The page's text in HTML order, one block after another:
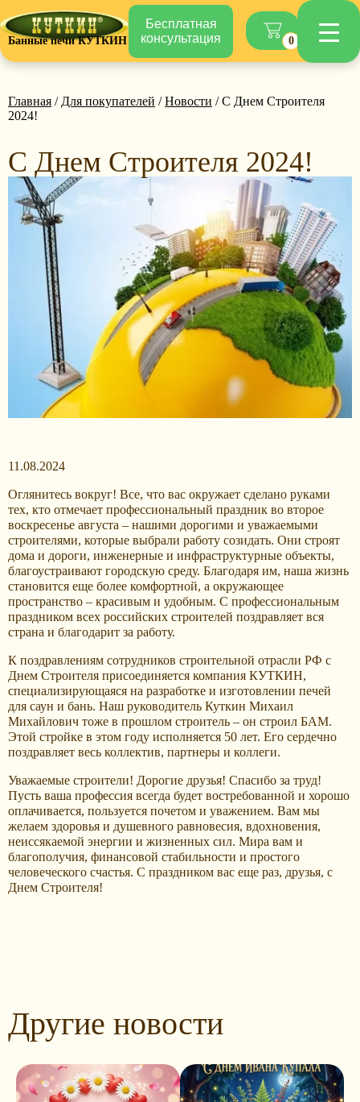
Банные печи КУТКИН
Бесплатная
консультация
0
Главная / Для покупателей /Новости / С Днем Строителя
2024!
С Днем Строителя 2024!
11.08.2024
Оглянитесь вокруг! Все, что вас окружает сделано руками
тех, кто отмечает профессиональный праздник во второе
воскресенье августа – нашими дорогими и уважаемыми
строителями, которые выбрали работу созидать. Они строят
дома и дороги, инженерные и инфраструктурные объекты,
благоустраивают городскую среду. Благодаря им, наша жизнь
становится еще более комфортной, а окружающее
пространство – красивым и удобным. С профессиональным
праздником всех российских строителей поздравляет вся
страна и благодарит за работу.
К поздравлениям сотрудников строительной отрасли РФ с
Днем Строителя присоединяется компания КУТКИН,
специализирующаяся на разработке и изготовлении печей
для саун и бань. Наш руководитель Куткин Михаил
Михайлович тоже в прошлом строитель – он строил БАМ.
Этой стройке в этом году исполняется 50 лет. Его сердечно
поздравляет весь коллектив, партнеры и коллеги.
Уважаемые строители! Дорогие друзья! Спасибо за труд!
Пусть ваша профессия всегда будет востребованной и хорошо
оплачивается, пользуется почетом и уважением. Вам мы
желаем здоровья и душевного равновесия, вдохновения,
неиссякаемой энергии и жизненных сил. Мира вам и
благополучия, финансовой стабильности и простого
человеческого счастья. С праздником вас еще раз, друзья, с
Днем Строителя!
Другие новости